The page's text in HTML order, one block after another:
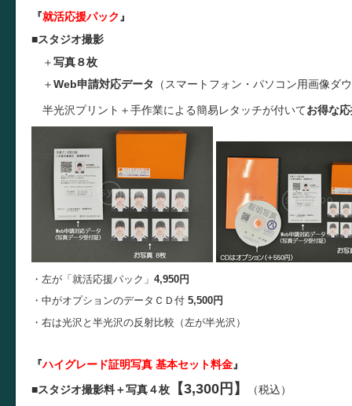
『就活応援パック 』
■スタジオ撮影
＋写真８枚
＋Web申請対応データ （スマートフォン・パソコン用画像ダ
半光沢プリント＋手作業による簡易レタッチが付いてお得な
・左が「就活応援パック」 4,950円
・中がオプションのデータＣＤ付 5,500円
・右は光沢と半光沢の反射比較（左が半光沢）
『ハイグレード証明写真 基本セット料金』
■スタジオ撮影料＋写真４枚 【3,300円】
（税込）